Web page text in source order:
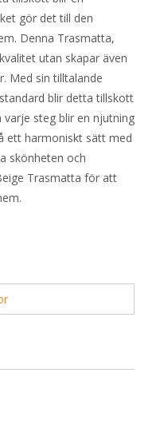
gör det till den
Denna Trasmatta,
utan skapar även
Med sin tilltalande
blir detta tillskott
steg blir en njutning
ett harmoniskt sätt med
skönheten och
Trasmatta för att